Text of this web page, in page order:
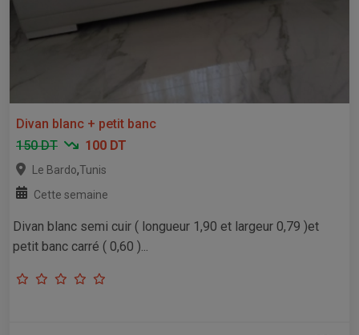
Divan blanc + petit banc
150 DT
100 DT
Le Bardo,Tunis
Cette semaine
Divan blanc semi cuir ( longueur 1,90 et largeur 0,79 )et
petit banc carré ( 0,60 )...